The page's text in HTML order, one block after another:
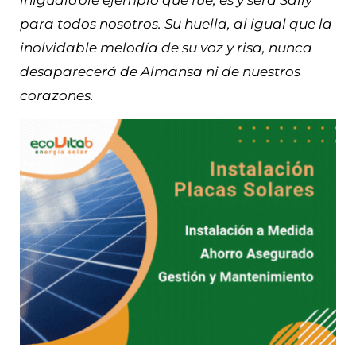
para todos nosotros. Su huella, al igual que la
inolvidable melodía de su voz y risa, nunca
desaparecerá de Almansa ni de nuestros
corazones.